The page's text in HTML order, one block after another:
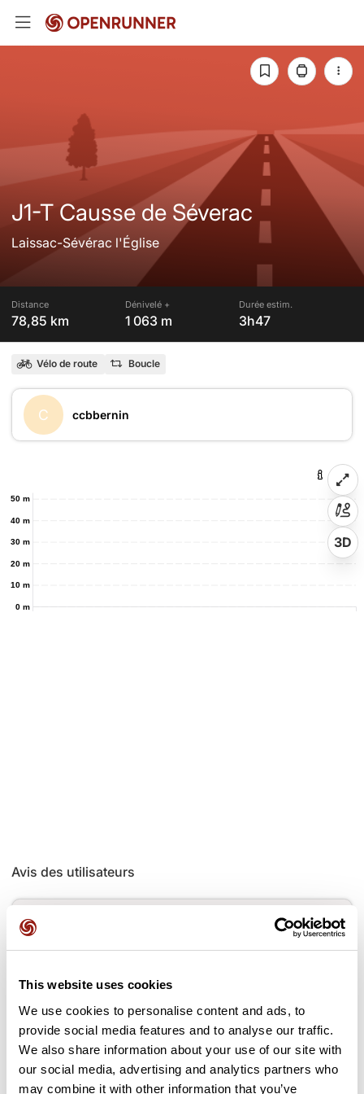
This website uses cookies
We use cookies to personalise content and ads, to
provide social media features and to analyse our traffic.
We also share information about your use of our site with
our social media, advertising and analytics partners who
may combine it with other information that you’ve
J1-T Causse de Séverac
Laissac-Sévérac l'Église
Distance
78,85 km
Dénivelé +
1 063 m
Durée estim.
3h47
Vélo de route Boucle
C ccbbernin
0 m
10 m
20 m
30 m
40 m
50 m
3D
Avis des utilisateurs
Soyez le premier à ajouter un avis !
Ajouter un avis
Cols le long du parcours